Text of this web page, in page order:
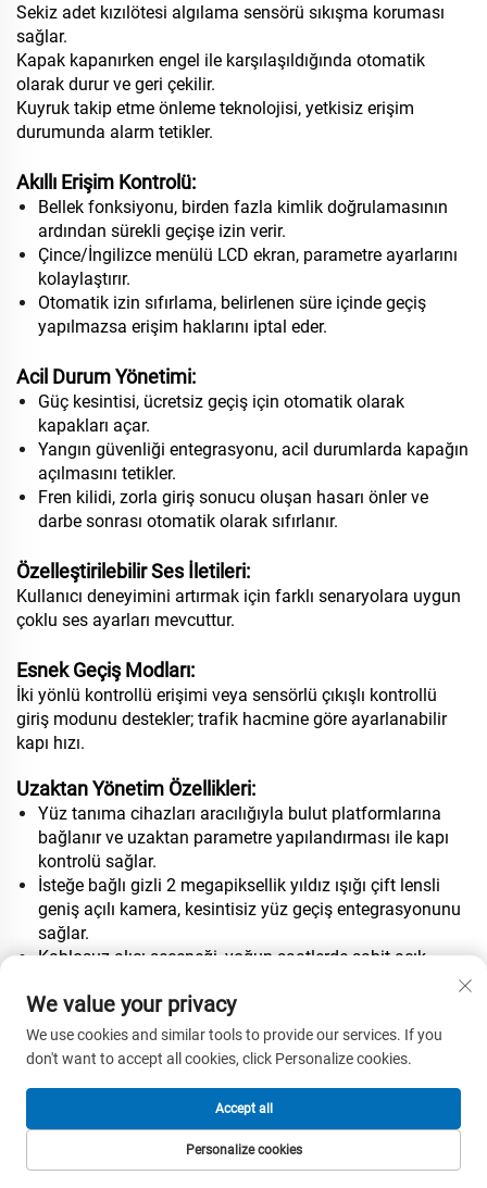
Sekiz adet kızılötesi algılama sensörü sıkışma koruması
sağlar.
Kapak kapanırken engel ile karşılaşıldığında otomatik
olarak durur ve geri çekilir.
Kuyruk takip etme önleme teknolojisi, yetkisiz erişim
durumunda alarm tetikler.
Akıllı Erişim Kontrolü:
Bellek fonksiyonu, birden fazla kimlik doğrulamasının
ardından sürekli geçişe izin verir.
Çince/İngilizce menülü LCD ekran, parametre ayarlarını
kolaylaştırır.
Otomatik izin sıfırlama, belirlenen süre içinde geçiş
yapılmazsa erişim haklarını iptal eder.
Acil Durum Yönetimi:
Güç kesintisi, ücretsiz geçiş için otomatik olarak
kapakları açar.
Yangın güvenliği entegrasyonu, acil durumlarda kapağın
açılmasını tetikler.
Fren kilidi, zorla giriş sonucu oluşan hasarı önler ve
darbe sonrası otomatik olarak sıfırlanır.
Özelleştirilebilir Ses İletileri:
Kullanıcı deneyimini artırmak için farklı senaryolara uygun
çoklu ses ayarları mevcuttur.
Esnek Geçiş Modları:
İki yönlü kontrollü erişimi veya sensörlü çıkışlı kontrollü
giriş modunu destekler; trafik hacmine göre ayarlanabilir
kapı hızı.
Uzaktan Yönetim Özellikleri:
Yüz tanıma cihazları aracılığıyla bulut platformlarına
bağlanır ve uzaktan parametre yapılandırması ile kapı
kontrolü sağlar.
İsteğe bağlı gizli 2 megapiksellik yıldız ışığı çift lensli
geniş açılı kamera, kesintisiz yüz geçiş entegrasyonunu
sağlar.
Kablosuz alıcı seçeneği, yoğun saatlerde sabit açık
imkanı sunar.
Kapsamlı Güvenlik Korumaları:
sağlar ve tüm elektrik modülleri 24V altında çalışır.
Boyutlar: 1500 mm (U) x 120 mm (G) x 1010 mm (Y),
We value your privacy
We use cookies and similar tools to provide our services. If you
don't want to accept all cookies, click Personalize cookies.
Personalize cookies
Accept all